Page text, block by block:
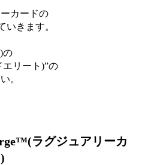
カードの
いきます。
の
エリート)”の
。
ラグジュアリーカ